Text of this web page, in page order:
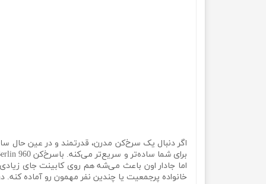
اگر دنبال یک سرخ‌کن مدرن، قدرتمند و در عین حال
اما جادار اون باعث می‌شه هم روی کابینت جای
خانواده پرجمعیت یا چندین نفر مهمون رو آماده